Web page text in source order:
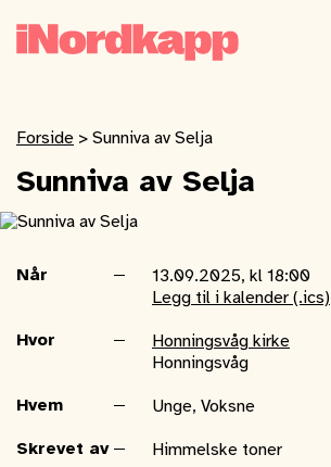
Forside > Sunniva av Selja
Sunniva av Selja
Når
13.09.2025, kl 18:00
Legg til i kalender (.ics)
Hvor
Honningsvåg kirke
Honningsvåg
Hvem Unge, Voksne
Skrevet av Himmelske toner